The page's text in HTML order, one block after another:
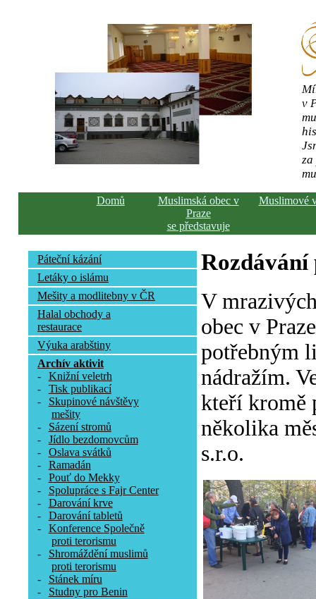
v
Domů
Muslimská obec v
Praze
se představuje
Muslimové
Páteční kázání
Letáky o islámu
Mešity a modlitebny v ČR
Halal obchody a
restaurace
Výuka arabštiny
Archív aktivit
-
Knižní veletrh
-
Tisk publikací
-
Skupinové návštěvy
mešity
-
Sázení stromů
-
Jídlo bezdomovcům
-
Oslava svátků
-
Ramadán
-
Pouť do Mekky
-
Spolupráce s Fajr Center
-
Darování krve
-
Darování tabletů
-
Konference Společně
proti terorismu
-
Shromáždění muslimů
proti terorismu
-
Stánek míru
-
Studny pro Benin
Rozdávání
V
obec v
potřebným
nádražím.
kteří kromě
několika
s.r.o.